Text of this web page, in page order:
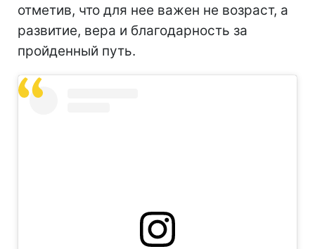
отметив, что для нее важен не возраст, а
развитие, вера и благодарность за
пройденный путь.